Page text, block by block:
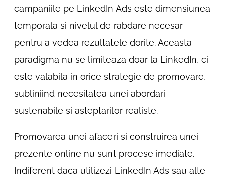
campaniile pe LinkedIn Ads este dimensiunea
temporala si nivelul de rabdare necesar
pentru a vedea rezultatele dorite. Aceasta
paradigma nu se limiteaza doar la LinkedIn, ci
este valabila in orice strategie de promovare,
subliniind necesitatea unei abordari
sustenabile si asteptarilor realiste.
Promovarea unei afaceri si construirea unei
prezente online nu sunt procese imediate.
Indiferent daca utilizezi LinkedIn Ads sau alte